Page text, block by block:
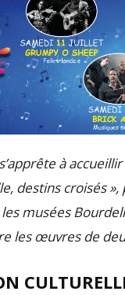
à
destins croisés
musées
les œuvres de